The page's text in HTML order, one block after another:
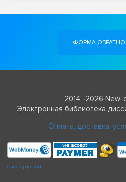
ФОРМА
2014 -2026 New-
Электронная библиотека
Оплата, доставка,
Check passport